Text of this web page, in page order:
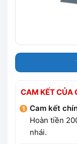
CAM KẾT CỦA
Cam kết
Hoàn tiền
nhái.